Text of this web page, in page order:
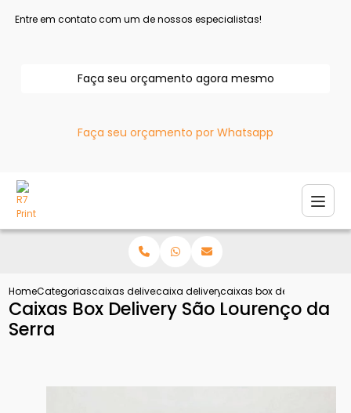
Entre em contato com um de nossos especialistas!
Faça seu orçamento agora mesmo
Faça seu orçamento por Whatsapp
HomeCategoriascaixas deliverycaixa delivery para frango
caixas box delivery sao
Caixas Box Delivery São Lourenço da
Serra